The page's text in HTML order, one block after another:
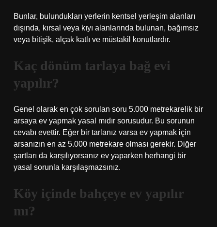
Bunlar, bulundukları yerlerin kentsel yerleşim alanları
dışında, kırsal veya kıyı alanlarında bulunan, bağımsız
veya bitişik, alçak katlı ve müstakil konutlardır.
Kaç dönüm tarlaya bağ evi
yapılır?
Genel olarak en çok sorulan soru 5.000 metrekarelik bir
arsaya ev yapmak yasal mıdır sorusudur. Bu sorunun
cevabı evettir. Eğer bir tarlanız varsa ev yapmak için
arsanızın en az 5.000 metrekare olması gerekir. Diğer
şartları da karşılıyorsanız ev yaparken herhangi bir
yasal sorunla karşılaşmazsınız.
Köy içinde bahçeye ev yapılır
mı?